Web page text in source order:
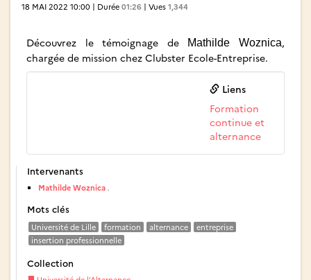
18 MAI 2022 10:00 | Durée 01:26 | Vues 1,344
Découvrez le témoignage de Mathilde Woznica,
chargée de mission chez Clubster Ecole-Entreprise.
Liens
Formation
continue et
alternance
Intervenants
Mathilde Woznica .
Mots clés
Université de Lille formation alternance
entreprise
insertion professionnelle
Collection